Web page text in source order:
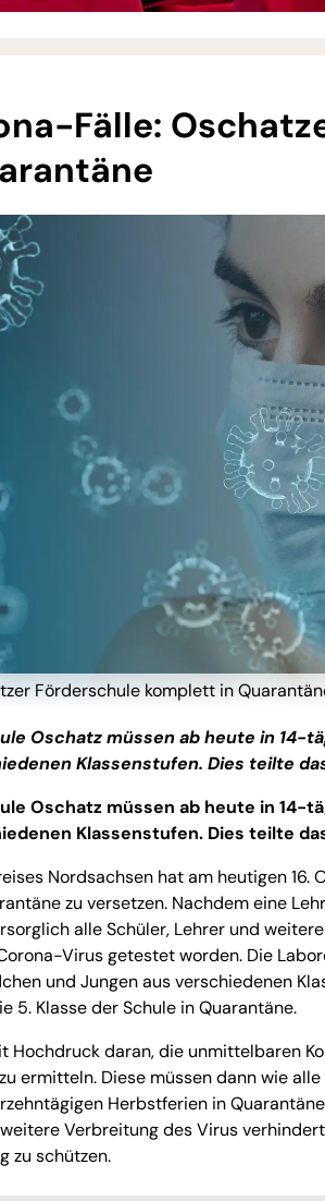
Fälle:
Förderschule komplett in
Oschatz müssen ab heute in 14-
Klassenstufen. Dies teilte
Oschatz müssen ab heute in 14-
Klassenstufen. Dies teilte
Nordsachsen hat am heutigen 16.
zu versetzen. Nachdem eine
alle Schüler, Lehrer und
Virus getestet worden. Die
und Jungen aus verschiedenen
5. Klasse der Schule in Quarantäne.
Hochdruck daran, die unmittelbaren
ermitteln. Diese müssen dann wie
Herbstferien in
Verbreitung des Virus
zu schützen.